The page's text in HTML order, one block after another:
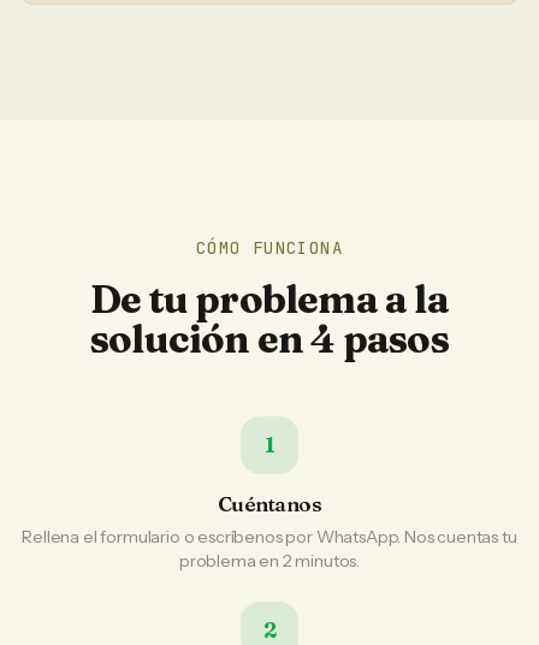
CÓMO FUNCIONA
De tu problema a la
solución en 4 pasos
1
Cuéntanos
Rellena el formulario o escríbenos por WhatsApp. Nos cuentas tu
problema en 2 minutos.
2